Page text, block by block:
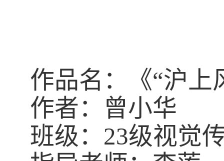
作品名：《“沪上
作者：曾小华
班级： 23级视觉